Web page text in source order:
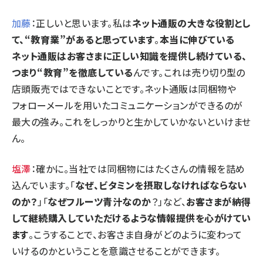
加藤：正しいと思います。私はネット通販の大きな役割とし
て、“教育業”があると思っています。本当に伸びている
ネット通販はお客さまに正しい知識を提供し続けている、
つまり“教育”を徹底しているんです。これは売り切り型の
店頭販売ではできないことです。ネット通販は同梱物や
フォローメールを用いたコミュニケーションができるのが
最大の強み。これをしっかりと生かしていかないといけませ
ん。
塩澤：確かに。当社では同梱物にはたくさんの情報を詰め
込んでいます。「なぜ、ビタミンを摂取しなければならない
のか？ 」「なぜフルーツ青汁なのか？」など、お客さまが納得
して継続購入していただけるような情報提供を心がけてい
ます。こうすることで、お客さま自身がどのように変わって
いけるのかということを意識させることができます。